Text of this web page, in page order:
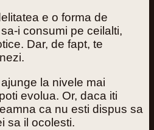
e o forma de
i consumi pe ceilalti,
Dar, de fapt, te
la nivele mai
evolua. Or, daca iti
ca nu esti dispus sa
sa il ocolesti.